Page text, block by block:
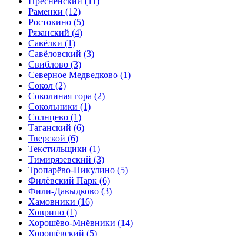
Раменки (12)
Ростокино (5)
Рязанский (4)
Савёлки (1)
Савёловский (3)
Свиблово (3)
Северное Медведково (1)
Сокол (2)
Соколиная гора (2)
Сокольники (1)
Солнцево (1)
Таганский (6)
Тверской (6)
Текстильщики (1)
Тимирязевский (3)
Тропарёво-Никулино (5)
Филёвский Парк (6)
Фили-Давыдково (3)
Хамовники (16)
Ховрино (1)
Хорошёво-Мнёвники (14)
Хорошёвский (5)